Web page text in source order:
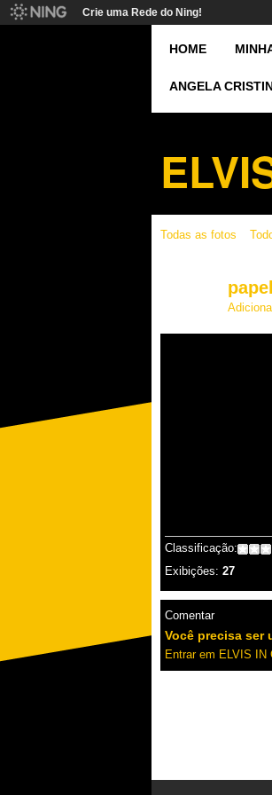
Crie uma Rede do Ning!
HOME
ANGELA
Todas as fotos
Classificação:
Exibições: 27
Comentar
Você precisa ser
Entrar em ELVIS IN